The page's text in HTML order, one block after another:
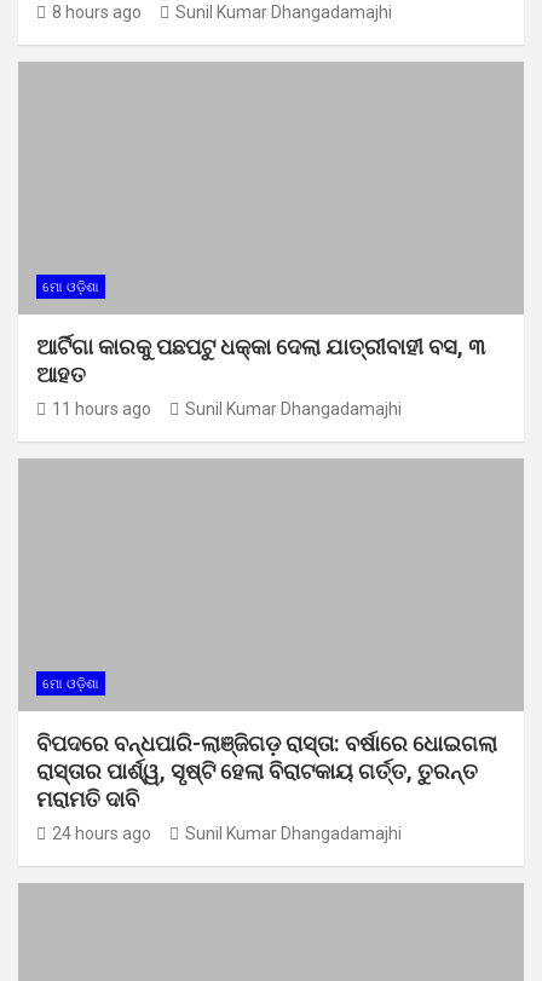
8 hours ago Sunil Kumar Dhangadamajhi
ମୋ ଓଡ଼ିଶା
ଆର୍ଟିଗା କାରକୁ ପଛପଟୁ ଧକ୍କା ଦେଲା ଯାତ୍ରୀବାହୀ ବସ, ୩
ଆହତ
11 hours ago Sunil Kumar Dhangadamajhi
ମୋ ଓଡ଼ିଶା
ବିପଦରେ ବନ୍ଧପାରି-ଲାଞ୍ଜିଗଡ଼ ରାସ୍ତା: ବର୍ଷାରେ ଧୋଇଗଲା
ରାସ୍ତାର ପାର୍ଶ୍ୱ, ସୃଷ୍ଟି ହେଲା ବିରାଟକାୟ ଗର୍ତ୍ତ, ତୁରନ୍ତ
ମରାମତି ଦାବି
24 hours ago Sunil Kumar Dhangadamajhi